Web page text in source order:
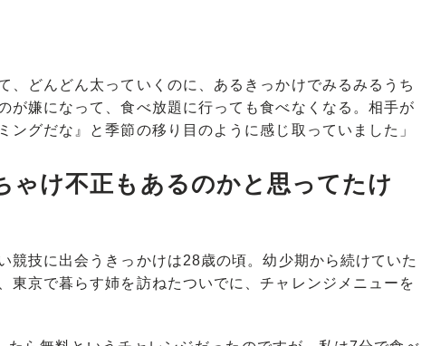
どんどん太っていくのに、あるきっかけでみるみるうち
が嫌になって、食べ放題に行っても食べなくなる。相手が
ングだな』と季節の移り目のように感じ取っていました」
ゃけ不正もあるのかと思ってたけ
技に出会うきっかけは28歳の頃。幼少期から続けていた
東京で暮らす姉を訪ねたついでに、チャレンジメニューを